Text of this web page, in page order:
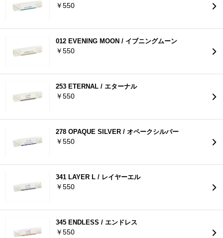
￥550
012 EVENING MOON / イブニングムーン
￥550
253 ETERNAL / エターナル
￥550
278 OPAQUE SILVER / オペークシルバー
￥550
341 LAYER L / レイヤーエル
￥550
345 ENDLESS / エンドレス
￥550